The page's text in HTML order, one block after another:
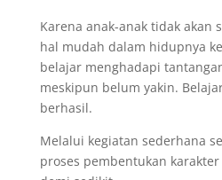
Karena anak-anak tidak akan
hal mudah dalam hidupnya
belajar menghadapi
meskipun belum yakin.
berhasil.
Melalui kegiatan sederhana
proses pembentukan